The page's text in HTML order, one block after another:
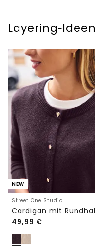
Layering‑Ideen
NEW
Street One Studio
49,99 €